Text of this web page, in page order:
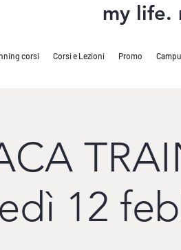
my life.
corsi Corsi e Lezioni Promo
12